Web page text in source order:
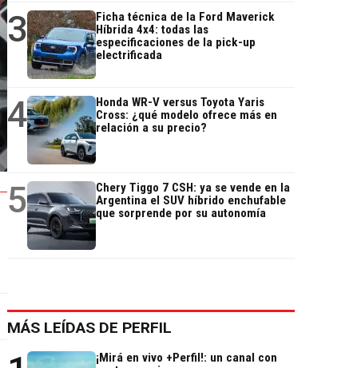
3
Ficha técnica de la Ford Maverick
Híbrida 4x4: todas las
especificaciones de la pick-up
electrificada
4
Honda WR-V versus Toyota Yaris
Cross: ¿qué modelo ofrece más en
relación a su precio?
5
Chery Tiggo 7 CSH: ya se vende en la
Argentina el SUV híbrido enchufable
que sorprende por su autonomía
MÁS LEÍDAS DE PERFIL
¡Mirá en vivo +Perfil!: un canal con